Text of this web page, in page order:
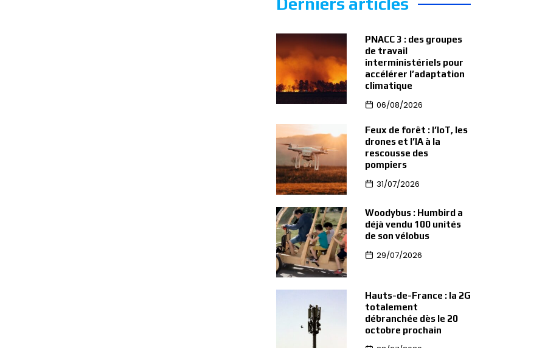
PNACC 3 : des groupes
de travail
interministériels pour
accélérer l’adaptation
climatique
06/08/2026
Feux de forêt : l’IoT, les
drones et l’IA à la
rescousse des
pompiers
31/07/2026
Woodybus : Humbird a
déjà vendu 100 unités
de son vélobus
29/07/2026
Hauts-de-France : la 2G
totalement
débranchée dès le 20
octobre prochain